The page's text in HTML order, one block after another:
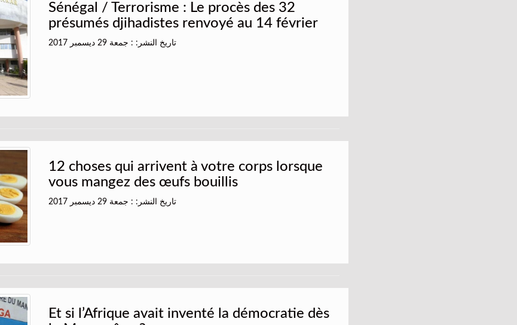
Sénégal / Terrorisme : Le procès des 32
présumés djihadistes renvoyé au 14 février
تاريخ النشر: : جمعة 29 ديسمبر 2017
12 choses qui arrivent à votre corps lorsque
vous mangez des œufs bouillis
تاريخ النشر: : جمعة 29 ديسمبر 2017
Et si l’Afrique avait inventé la démocratie dès